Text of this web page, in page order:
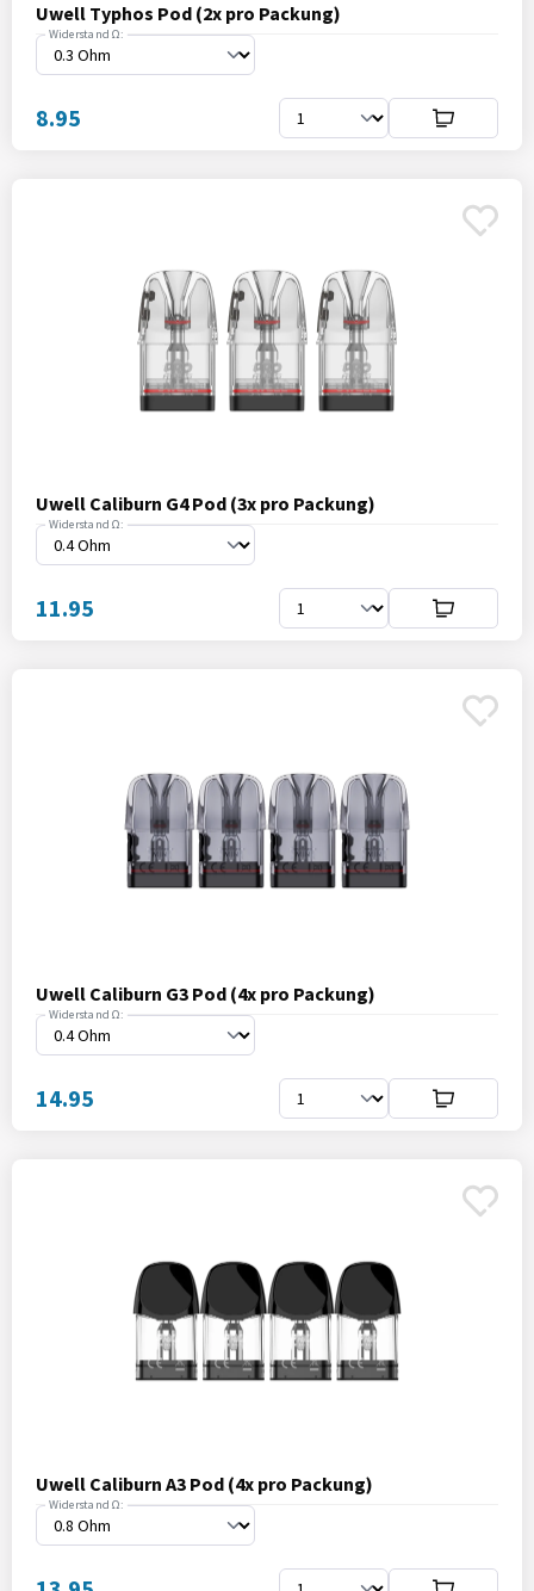
Uwell Typhos Pod (2x pro Packung)
Widerstand Ω:
8.95
Uwell Caliburn G4 Pod (3x pro Packung)
Widerstand Ω:
11.95
Uwell Caliburn G3 Pod (4x pro Packung)
Widerstand Ω:
14.95
Uwell Caliburn A3 Pod (4x pro Packung)
Widerstand Ω: